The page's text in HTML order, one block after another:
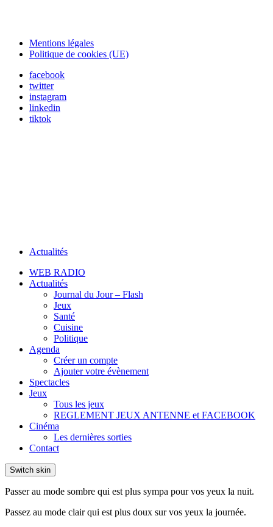
Mentions légales
Politique de cookies (UE)
facebook
twitter
instagram
linkedin
tiktok
Actualités
WEB RADIO
Actualités
Journal du Jour – Flash
Jeux
Santé
Cuisine
Politique
Agenda
Créer un compte
Ajouter votre évènement
Spectacles
Jeux
Tous les jeux
REGLEMENT JEUX ANTENNE et FACEBOOK
Cinéma
Les dernières sorties
Contact
Switch skin
Passer au mode sombre qui est plus sympa pour vos yeux la nuit.
Passez au mode clair qui est plus doux sur vos yeux la journée.